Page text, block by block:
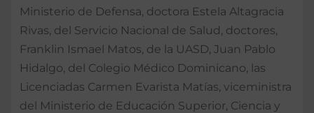
Ministerio de Defensa, doctora Estela Altagracia
Rivas, del Servicio Nacional de Salud, doctores,
Franklin Ismael Matos, de la UASD, Juan Pablo
Hidalgo, del Colegio Médico Dominicano, las
Licenciadas Carmen Evarista Matías, viceministra
del Ministerio de Educación Superior, Ciencia y